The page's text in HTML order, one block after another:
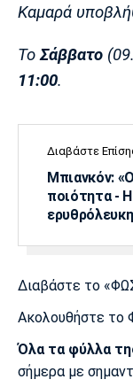
Καμαρά
ΤοΣάββατο
11:00.
Διαβάστε
Μπιανκόν:
ποιότητα -
Διαβάστε το
Ακολουθήστε το
Όλα τα φύλλα
σήμερα με